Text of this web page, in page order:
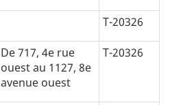
T-20326
De 717, 4e rue
ouest au 1127, 8e
avenue ouest
T-20326